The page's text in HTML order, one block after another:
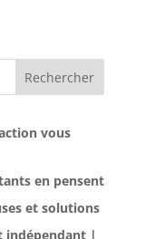
Rechercher
vous
en pensent
et solutions
indépendant |